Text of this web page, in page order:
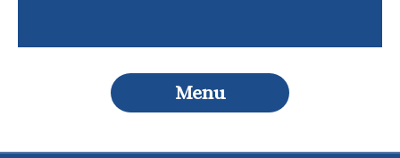
Menu